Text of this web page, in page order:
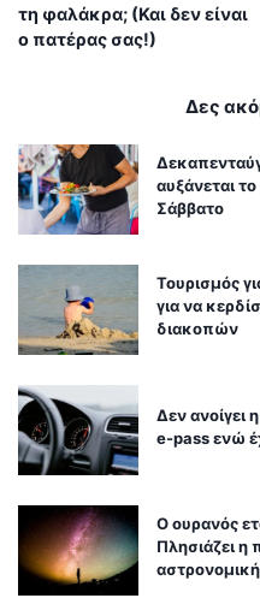
τη φαλάκρα; (Και δεν είναι
ο πατέρας σας!)
Δες
αυξάνεται
Σάββατο
Τουρισμός
για να
διακοπών
Δεν ανοίγει
e-pass ενώ
Ο ουρανός
Πλησιάζει η